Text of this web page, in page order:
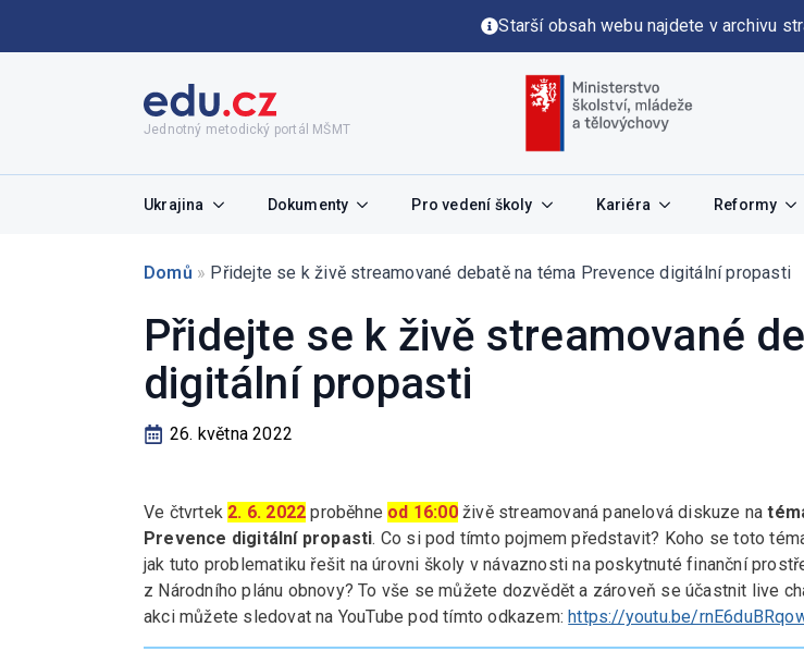
Starší obsah webu najdete v archivu
Jednotný metodický portál MŠMT
Ukrajina Dokumenty Pro vedení školy Kariéra Reformy
Domů » Přidejte se k živě streamované debatě na téma Prevence digitální propasti
Přidejte se k živě streamované
digitální propasti
26. května 2022
Ve čtvrtek 2. 6. 2022 proběhne od 16:00živě streamovaná panelová diskuze na
Prevence digitální propasti. Co si pod tímto pojmem představit? Koho se toto
jak tuto problematiku řešit na úrovni školy v návaznosti na poskytnuté finanční
z Národního plánu obnovy? To vše se můžete dozvědět a zároveň se účastnit live
akci můžete sledovat na YouTube pod tímto odkazem:https://youtu.be/